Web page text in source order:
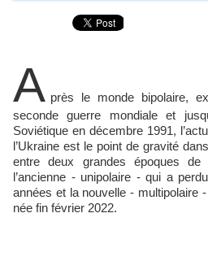
A près le monde bipolaire,
seconde guerre mondiale et
Soviétique en décembre 1991,
l’Ukraine est le point de gravité
entre deux grandes époques de
l’ancienne - unipolaire - qui a
années et la nouvelle - multipolaire
née fin février 2022.